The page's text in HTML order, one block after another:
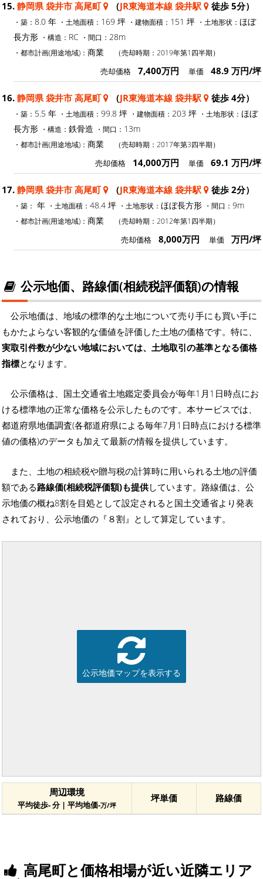
15. 静岡県 袋井市 高尾町 （JR東海道本線 袋井駅 徒歩 5分）
・築： 8.0 年 ・土地面積： 169 坪 ・建物面積： 151 坪 ・土地形状： ほぼ
長方形 ・構造： RC ・間口： 28m
・都市計画(用途地域)： 商業 （売却時期：2019年第1四半期）
売却価格 7,400万円 単価 48.9 万円/坪
16. 静岡県 袋井市 高尾町 （JR東海道本線 袋井駅 徒歩 4分）
・築： 5.5 年 ・土地面積： 99.8 坪 ・建物面積： 203 坪 ・土地形状： ほぼ
長方形 ・構造： 鉄骨造 ・間口： 13m
・都市計画(用途地域)： 商業 （売却時期：2017年第3四半期）
売却価格 14,000万円 単価 69.1 万円/坪
17. 静岡県 袋井市 高尾町 （JR東海道本線 袋井駅 徒歩 2分）
・築： 年 ・土地面積： 48.4 坪 ・土地形状： ほぼ長方形 ・間口： 9m
・都市計画(用途地域)： 商業 （売却時期：2012年第1四半期）
売却価格 8,000万円 単価 万円/坪
公示地価、路線価(相続税評価額)の情報
公示地価は、地域の標準的な土地について売り手にも買い手に
もかたよらない客観的な価値を評価した土地の価格です。特に、
実取引件数が少ない地域においては、土地取引の基準となる価格
指標となります。
公示価格は、国土交通省土地鑑定委員会が毎年1月1日時点にお
ける標準地の正常な価格を公示したものです。本サービスでは、
都道府県地価調査(各都道府県による毎年7月1日時点における標準
値の価格)のデータも加えて最新の情報を提供しています。
また、土地の相続税や贈与税の計算時に用いられる土地の評価
額である路線価(相続税評価額)も提供しています。路線価は、公
示地価の概ね8割を目処として設定されると国土交通省より発表
されており、公示地価の『８割』として算定しています。
公示地価マップを表示する
周辺環境
平均徒歩- 分 | 平均地価-万/坪
坪単価 路線価
高尾町と価格相場が近い近隣エリア